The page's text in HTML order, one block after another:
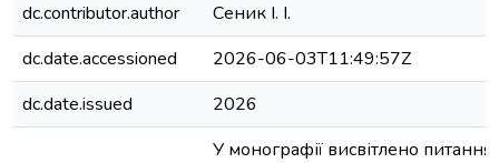
dc.contributor.author
Сеник І. І.
dc.date.accessioned
2026-06-03T11:49:57Z
dc.date.issued
2026
У монографії висвітлено питання